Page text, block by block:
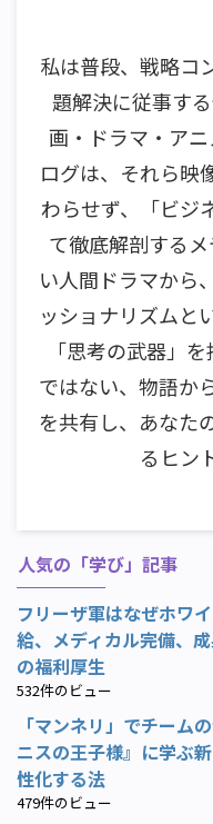
私は普段、戦略コ
題解決に従事す
画・ドラマ・ア
ログは、それら映
わらせず、「ビジ
て徹底解剖する
い人間ドラマから
ッショナリズムと
「思考の武器」
ではない、物語か
を共有し、あなた
るヒン
人気の「学び」記事
フリーザ軍はなぜホワ
給、メディカル完備、
の福利厚生
532件のビュー
「マンネリ」でチーム
ニスの王子様』に学ぶ
性化する法
479件のビュー